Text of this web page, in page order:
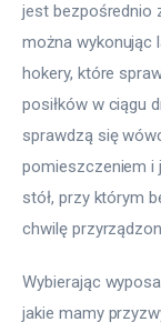
jest bezpośrednio
można wykonując
hokery, które
posiłków w ciągu
sprawdzą się
pomieszczeniem
stół, przy którym
chwilę
Wybierając
jakie mamy